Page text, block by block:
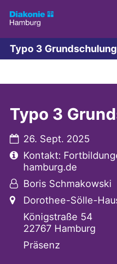
Typo 3 Grundschulung
Typo 3
Datum:
26. Sept. 2025
Art bzw. Nummer:
Kontakt:
hamburg.de
Von:Boris Schmakowski
Ort:Dorothee-Sölle-
Königstraße 54
22767Hamburg
Präsenz